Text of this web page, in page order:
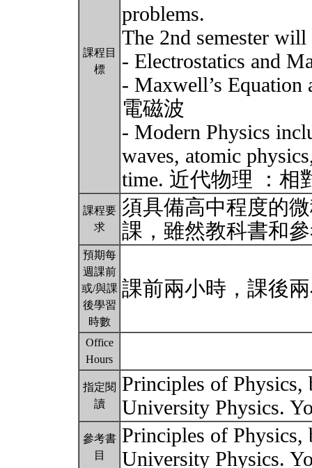
課程目
標
problems.
The 2nd semester
- Electrostatics and
- Maxwell’s
電磁波
- Modern Physics
waves, atomic
time. 近代物理 ：
課程要
求
須具備高中程度的
課，雖然教科書和
預期每
週課前
或/與課
後學習
時數
課前兩小時，課後
Office
Hours
指定閱
讀
Principles of Physics,
University Physics.
參考書
目
Principles of Physics,
University Physics.